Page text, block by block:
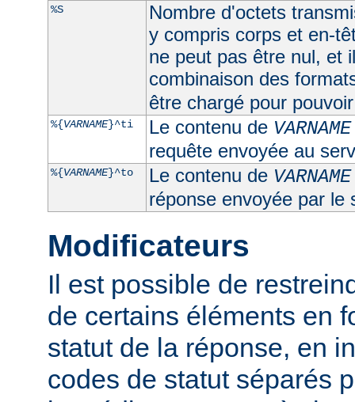
%S
Nombre d'octets
y compris corps et en-
ne peut pas être nul, et
combinaison des
être chargé pour
%{VARNAME}^ti Le contenu de VARNAME
requête envoyée au
%{VARNAME}^to Le contenu de VARNAME
réponse envoyée par le
Modificateurs
Il est possible de
de certains éléments en
statut de la réponse, en
codes de statut séparés